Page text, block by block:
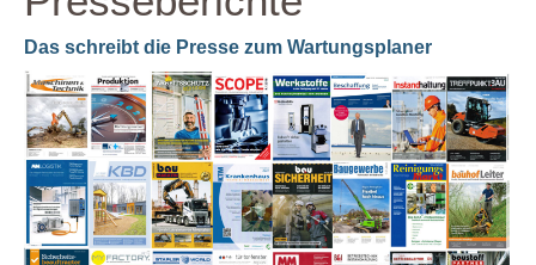
Das schreibt die Presse zum Wartungsplaner